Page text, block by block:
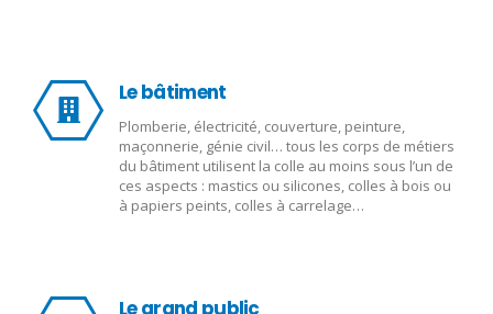
Le bâtiment
Plomberie, électricité, couverture, peinture,
maçonnerie, génie civil… tous les corps de métiers
du bâtiment utilisent la colle au moins sous l’un de
ces aspects : mastics ou silicones, colles à bois ou
à papiers peints, colles à carrelage…
Le grand public